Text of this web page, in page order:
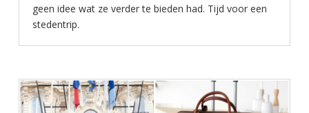
geen idee wat ze verder te bieden had. Tijd voor een
stedentrip.